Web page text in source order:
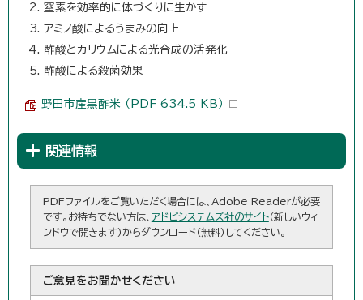
窒素を効率的に体づくりに生かす
アミノ酸によるうまみの向上
酢酸とカリウムによる光合成の活発化
酢酸による殺菌効果
野田市産黒酢米 （PDF 634.5 KB）
関連情報
PDFファイルをご覧いただく場合には、Adobe Readerが必要
です。お持ちでない方は、 アドビシステムズ社のサイト（新しいウィ
ンドウで開きます）からダウンロード（無料）してください。
ご意見をお聞かせください